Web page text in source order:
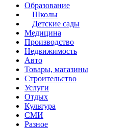
Образование
Школы
Детские сады
Медицина
Производство
Недвижимость
Авто
Товары, магазины
Строительство
Услуги
Отдых
Культура
СМИ
Разное